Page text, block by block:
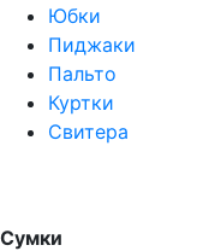
Юбки
Пиджаки
Пальто
Куртки
Свитера
Сумки